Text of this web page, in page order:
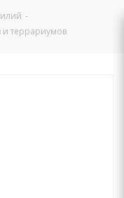
-
террариумов